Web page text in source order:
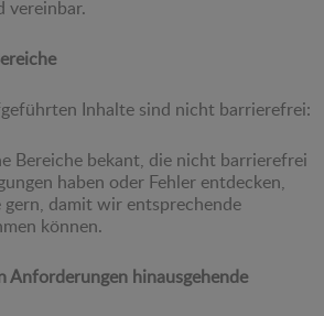
vereinbar.
Inhalte sind nicht barrierefrei:
Bereiche bekant, die nicht barrierefrei
haben oder Fehler entdecken,
gern, damit wir entsprechende
können.
Anforderungen hinausgehende